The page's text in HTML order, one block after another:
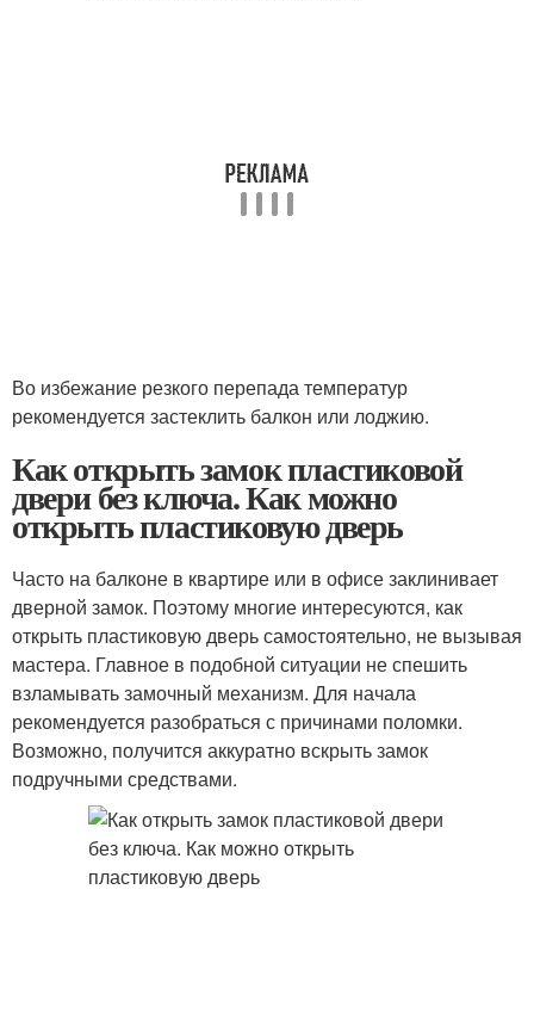
Во избежание резкого перепада температур
рекомендуется застеклить балкон или лоджию.
Как открыть замок пластиковой
двери без ключа. Как можно
открыть пластиковую дверь
Часто на балконе в квартире или в офисе заклинивает
дверной замок. Поэтому многие интересуются, как
открыть пластиковую дверь самостоятельно, не вызывая
мастера. Главное в подобной ситуации не спешить
взламывать замочный механизм. Для начала
рекомендуется разобраться с причинами поломки.
Возможно, получится аккуратно вскрыть замок
подручными средствами.